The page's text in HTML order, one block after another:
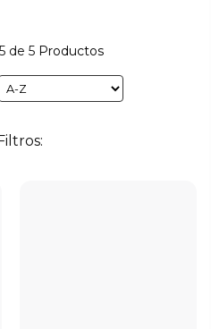
de 5 Productos